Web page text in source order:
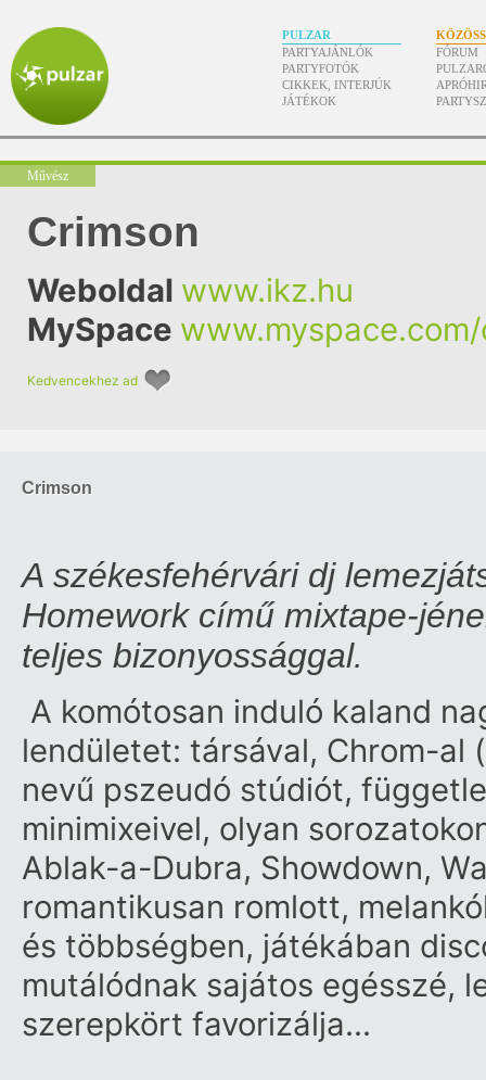
PULZAR
PARTYAJÁNLÓK
PARTYFOTÓK
CIKKEK, INTERJÚK
JÁTÉKOK
FÓRUM
Művész
Crimson
Weboldal www.ikz.hu
MySpace
Kedvencekhez ad
Crimson
A székesfehérvári dj
Homework című mixtape-
teljes bizonyossággal.
A komótosan induló kaland
lendületet: társával, Chrom-al
nevű pszeudó stúdiót,
minimixeivel, olyan
Ablak-a-Dubra, Showdown,
romantikusan romlott,
és többségben, játékában
mutálódnak sajátos egésszé,
szerepkört favorizálja…